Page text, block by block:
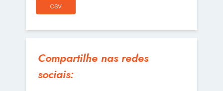
CSV
Compartilhe nas redes
sociais: